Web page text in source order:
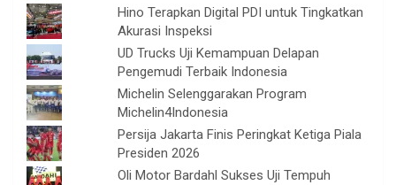
Hino Terapkan Digital PDI untuk Tingkatkan
Akurasi Inspeksi
UD Trucks Uji Kemampuan Delapan
Pengemudi Terbaik Indonesia
Michelin Selenggarakan Program
Michelin4Indonesia
Persija Jakarta Finis Peringkat Ketiga Piala
Presiden 2026
Oli Motor Bardahl Sukses Uji Tempuh